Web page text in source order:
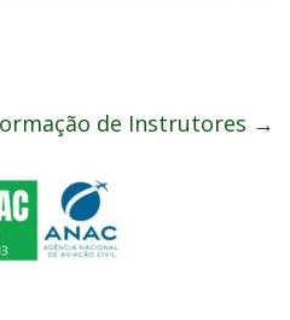
de Instrutores →